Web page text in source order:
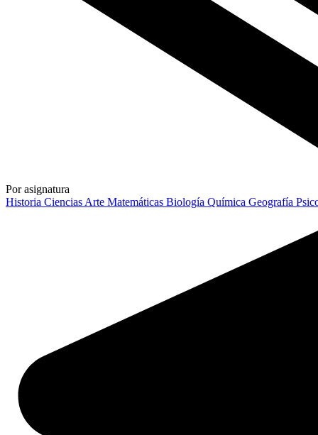
Por asignatura
Historia Ciencias Arte Matemáticas Biología Química Geografía